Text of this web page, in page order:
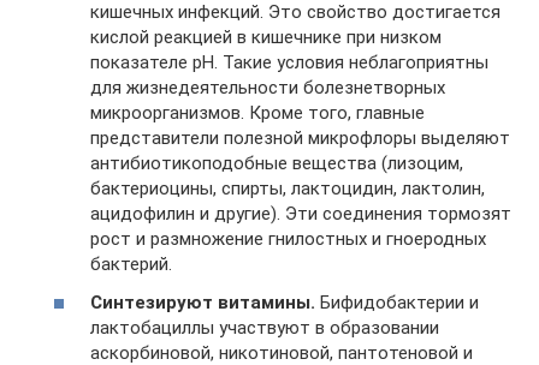
кишечных инфекций. Это свойство достигается
кислой реакцией в кишечнике при низком
показателе рН. Такие условия неблагоприятны
для жизнедеятельности болезнетворных
микроорганизмов. Кроме того, главные
представители полезной микрофлоры выделяют
антибиотикоподобные вещества (лизоцим,
бактериоцины, спирты, лактоцидин, лактолин,
ацидофилин и другие). Эти соединения тормозят
рост и размножение гнилостных и гноеродных
бактерий.
Синтезируют витамины. Бифидобактерии и
лактобациллы участвуют в образовании
аскорбиновой, никотиновой, пантотеновой и